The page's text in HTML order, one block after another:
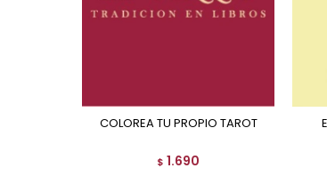
COLOREA TU PROPIO TAROT
$ 1.690